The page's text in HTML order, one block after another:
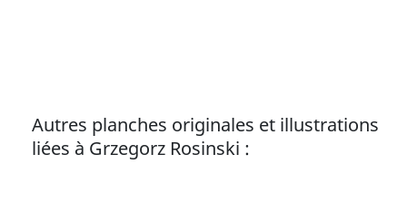
Autres planches originales et illustrations
liées à Grzegorz Rosinski :